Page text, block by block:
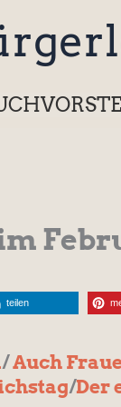
teilen
/Auch
/Der